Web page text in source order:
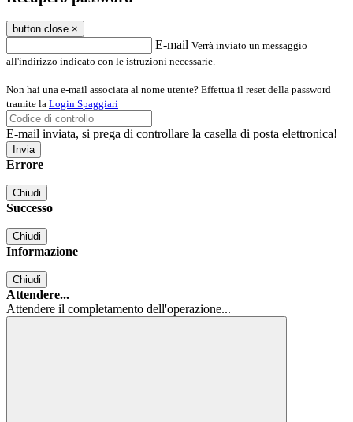
button close ×
E-mail Verrà inviato un messaggio
all'indirizzo indicato con le istruzioni necessarie.
Non hai una e-mail associata al nome utente? Effettua il reset della password
tramite la Login Spaggiari
E-mail inviata, si prega di controllare la casella di posta elettronica!
Errore
Chiudi
Successo
Chiudi
Informazione
Chiudi
Attendere...
Attendere il completamento dell'operazione...